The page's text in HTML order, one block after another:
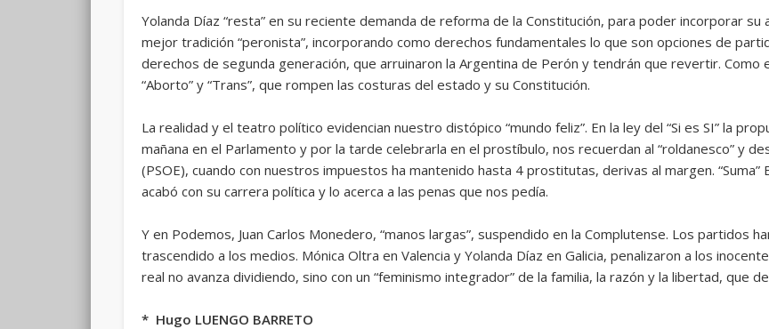
Yolanda Díaz “resta” en su reciente demanda de reforma de la Constitución, para poder incorporar su
mejor tradición “peronista”, incorporando como derechos fundamentales lo que son opciones de
derechos de segunda generación, que arruinaron la Argentina de Perón y tendrán que revertir. Como
“Aborto” y “Trans”, que rompen las costuras del estado y su Constitución.
La realidad y el teatro político evidencian nuestro distópico “mundo feliz”. En la ley del “Si es SI” la
mañana en el Parlamento y por la tarde celebrarla en el prostíbulo, nos recuerdan al “roldanesco” y
(PSOE), cuando con nuestros impuestos ha mantenido hasta 4 prostitutas, derivas al margen. “Suma”
acabó con su carrera política y lo acerca a las penas que nos pedía.
Y en Podemos, Juan Carlos Monedero, “manos largas”, suspendido en la Complutense. Los partidos
trascendido a los medios. Mónica Oltra en Valencia y Yolanda Díaz en Galicia, penalizaron a los
real no avanza dividiendo, sino con un “feminismo integrador” de la familia, la razón y la libertad, que
* Hugo LUENGO BARRETO